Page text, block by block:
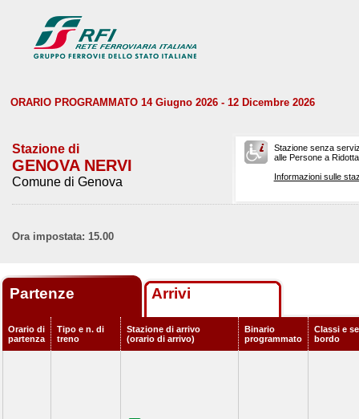
ORARIO PROGRAMMATO 14 Giugno 2026 - 12 Dicembre 2026
Stazione di
GENOVA NERVI
Comune di Genova
Stazione senza
alle Persone a
Informazioni sulle
Ora impostata: 15.00
Partenze Arrivi
Orario di
partenza
Tipo e n. di
treno
Stazione di arrivo
(orario di arrivo)
Binario
programmato
Classi e
bordo